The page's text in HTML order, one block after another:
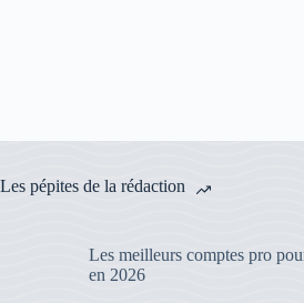
Les pépites de la rédaction
Les meilleurs comptes pro
en 2026